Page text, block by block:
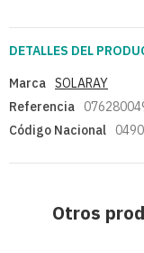
DETALLES DEL
Marca SOLARAY
Referencia
Código Nacional
Otros